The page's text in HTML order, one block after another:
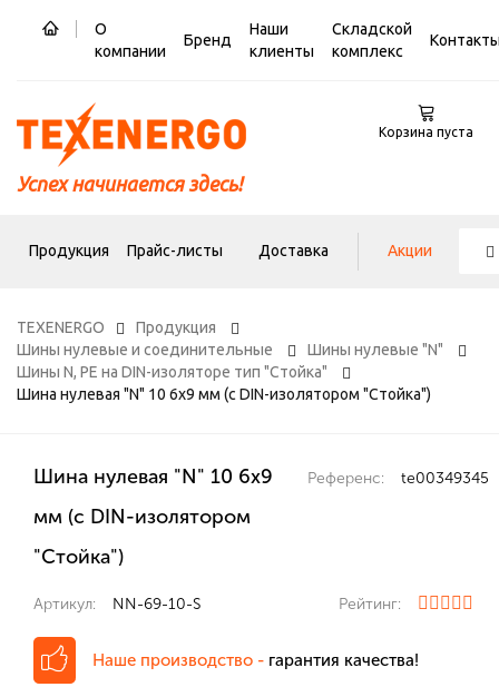
О
компании
Бренд
Наши
клиенты
Складской
комплекс
Успех начинается здесь!
Корзина пуста
Продукция Прайс-листы Доставка Акции
TEXENERGO
Продукция
Шины нулевые и соединительные
Шины нулевые "N"
Шины N, PE на DIN-изоляторе тип "Стойка"
Шина нулевая "N" 10 6х9 мм (с DIN-изолятором "Стойка")
Шина нулевая "N" 10 6х9
мм (с DIN-изолятором
"Стойка")
Референс: te00349345
Артикул: NN-69-10-S Рейтинг:
Наше производство - гарантия качества!